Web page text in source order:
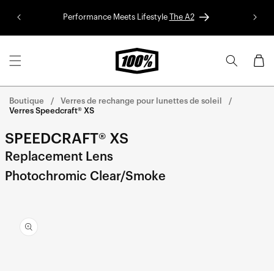
contenu
Performance Meets Lifestyle The A2
Panier
Boutique
Verres de rechange pour lunettes de soleil
Verres Speedcraft® XS
SPEEDCRAFT® XS
Replacement Lens
Photochromic Clear/Smoke
informations
sur le